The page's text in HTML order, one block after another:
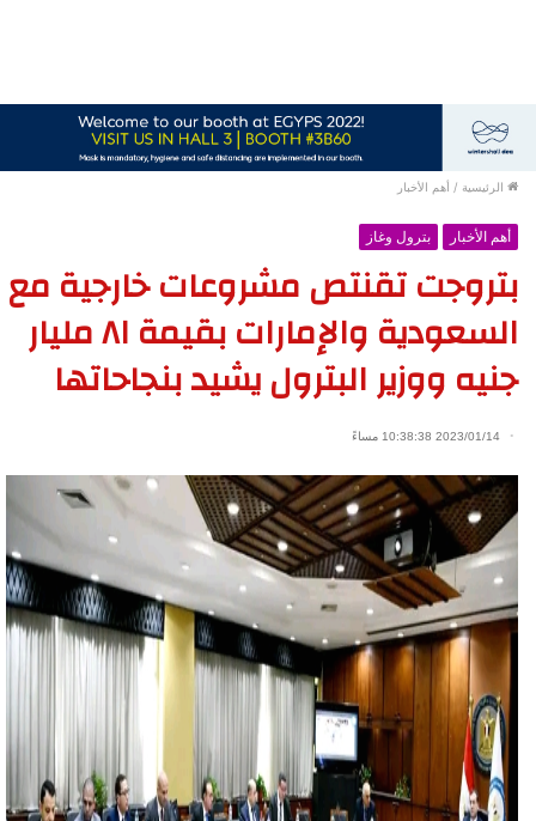
الرئيسية / أهم الأخبار
أهم الأخبار بترول وغاز
بتروجت تقنتص مشروعات خارجية مع
السعودية والإمارات بقيمة ٨١ مليار
جنيه ووزير البترول يشيد بنجاحاتها
2023/01/14 10:38:38 مساءً